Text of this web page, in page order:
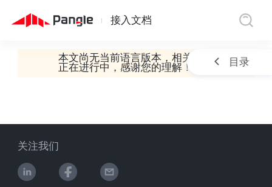
| 接入文档
本文尚无当前语言版本，相关翻译工作
正在进行中，感谢您的理解！
关注我们
目录